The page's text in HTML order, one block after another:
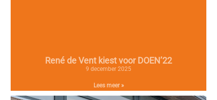
René de Vent kiest voor DOEN’22
9 december 2025
Lees meer »